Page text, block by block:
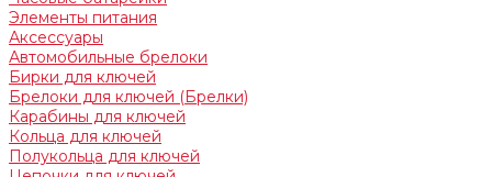
Элементы питания
Аксессуары
Автомобильные брелоки
Бирки для ключей
Брелоки для ключей (Брелки)
Карабины для ключей
Кольца для ключей
Полукольца для ключей